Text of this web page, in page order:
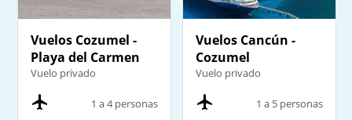
Vuelos Cozumel -
Playa del Carmen
Vuelo privado
1 a 4 personas
Vuelos Cancún -
Cozumel
Vuelo privado
1 a 5 personas